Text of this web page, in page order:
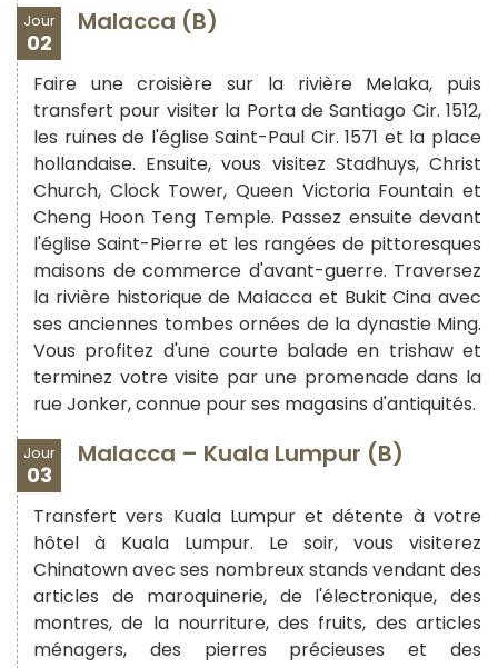
Jour
02
Malacca (B)
Faire une croisière sur la rivière Melaka, puis
transfert pour visiter la Porta de Santiago Cir. 1512,
les ruines de l'église Saint-Paul Cir. 1571 et la place
hollandaise. Ensuite, vous visitez Stadhuys, Christ
Church, Clock Tower, Queen Victoria Fountain et
Cheng Hoon Teng Temple. Passez ensuite devant
l'église Saint-Pierre et les rangées de pittoresques
maisons de commerce d'avant-guerre. Traversez
la rivière historique de Malacca et Bukit Cina avec
ses anciennes tombes ornées de la dynastie Ming.
Vous profitez d'une courte balade en trishaw et
terminez votre visite par une promenade dans la
rue Jonker, connue pour ses magasins d'antiquités.
Jour
03
Malacca – Kuala Lumpur (B)
Transfert vers Kuala Lumpur et détente à votre
hôtel à Kuala Lumpur. Le soir, vous visiterez
Chinatown avec ses nombreux stands vendant des
articles de maroquinerie, de l'électronique, des
montres, de la nourriture, des fruits, des articles
ménagers, des pierres précieuses et des